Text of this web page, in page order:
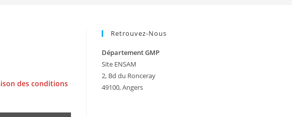
des conditions
Retrouvez-Nous
Département GMP
Site ENSAM
2, Bd du Ronceray
49100, Angers